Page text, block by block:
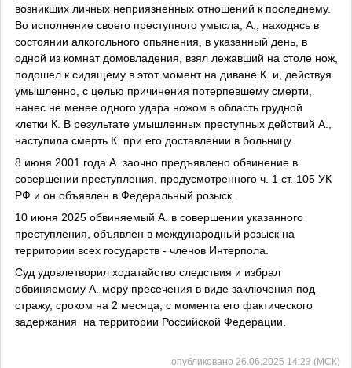
возникших личных неприязненных отношений к последнему.
Во исполнение своего преступного умысла, А., находясь в
состоянии алкогольного опьянения, в указанный день, в
одной из комнат домовладения, взял лежавший на столе нож,
подошел к сидящему в этот момент на диване К. и, действуя
умышленно, с целью причинения потерпевшему смерти,
нанес не менее одного удара ножом в область грудной
клетки К. В результате умышленных преступных действий А.,
наступила смерть К. при его доставлении в больницу.
8 июня 2001 года А. заочно предъявлено обвинение в
совершении преступления, предусмотренного ч. 1 ст. 105 УК
РФ и он объявлен в Федеральный розыск.
10 июня 2025 обвиняемый А. в совершении указанного
преступления, объявлен в международный розыск на
территории всех государств - членов Интерпола.
Суд удовлетворил ходатайство следствия и избрал
обвиняемому А. меру пресечения в виде заключения под
стражу, сроком на 2 месяца, с момента его фактического
задержания на территории Российской Федерации.
опубликовано 26.06.2025 14:23 (МСК)